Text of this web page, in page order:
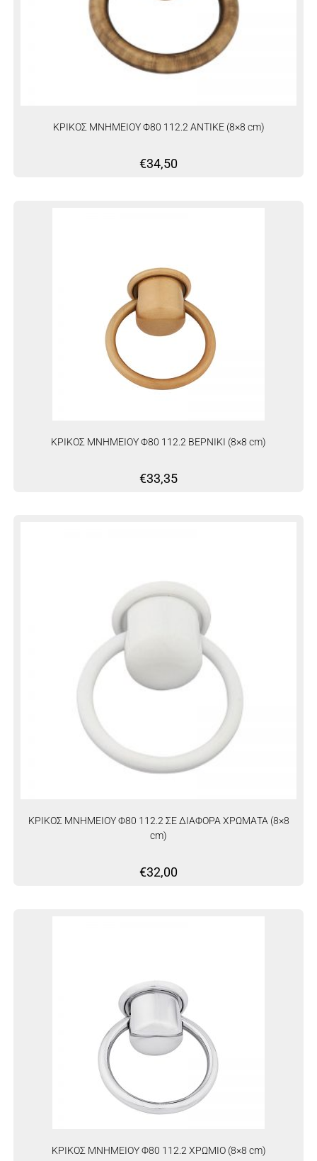
ΚΡΙΚΟΣ ΜΝΗΜΕΙΟΥ Φ80 112.2 ΑΝΤΙΚΕ (8×8 cm)
€34,50
ΚΡΙΚΟΣ ΜΝΗΜΕΙΟΥ Φ80 112.2 ΒΕΡΝΙΚΙ (8×8 cm)
€33,35
ΚΡΙΚΟΣ ΜΝΗΜΕΙΟΥ Φ80 112.2 ΣΕ ΔΙΑΦΟΡΑ ΧΡΩΜΑΤΑ (8×8
cm)
€32,00
ΚΡΙΚΟΣ ΜΝΗΜΕΙΟΥ Φ80 112.2 ΧΡΩΜΙΟ (8×8 cm)